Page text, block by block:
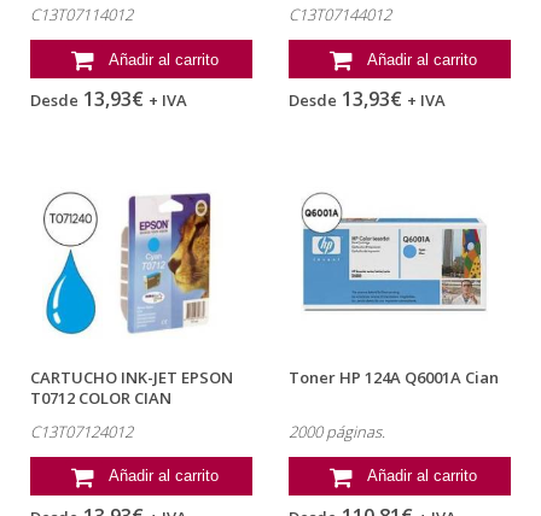
C13T07114012
Añadir al carrito
Desde 13,93€ + IVA
C13T07144012
Añadir al carrito
Desde 13,93€ + IVA
CARTUCHO INK-JET EPSON
T0712 COLOR CIAN
C13T07124012
Añadir al carrito
Toner HP 124A Q6001A Cian
2000 páginas.
Añadir al carrito